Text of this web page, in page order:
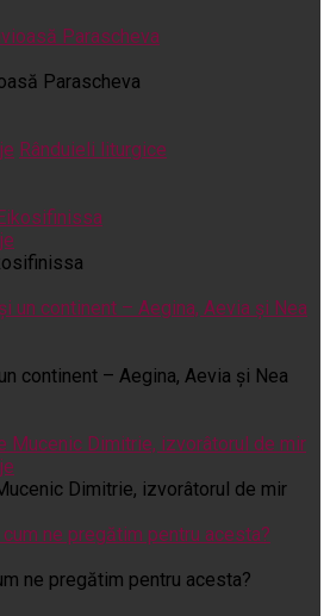
Parascheva
Rânduieli liturgice
continent – Aegina, Aevia și Nea
Dimitrie, izvorâtorul de mir
ne pregătim pentru acesta?